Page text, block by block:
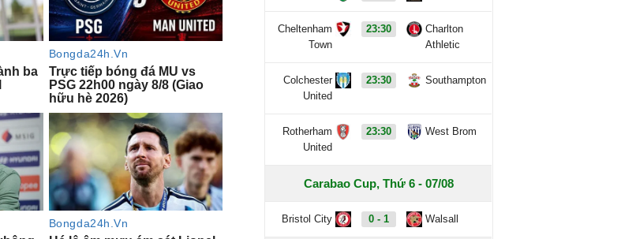
Cheltenham
Town
23:30
Charlton
Athletic
Colchester
United
23:30 Southampton
Rotherham
United
23:30 West Brom
Carabao Cup, Thứ 6 - 07/08
Bristol City 0 - 1 Walsall